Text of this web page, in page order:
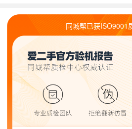
同城帮已获ISO9001